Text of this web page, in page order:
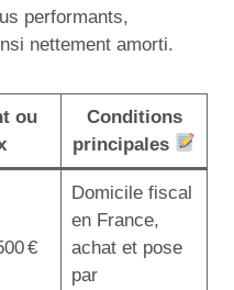
performants,
nettement amorti.
ou
Conditions
principales
€
Domicile fiscal
en France,
achat et pose
par